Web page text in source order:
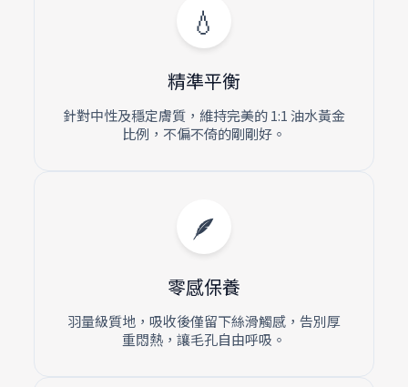
💧
精準平衡
針對中性及穩定膚質，維持完美的 1:1 油水黃金
比例，不偏不倚的剛剛好。
🪶
零感保養
羽量級質地，吸收後僅留下絲滑觸感，告別厚
重悶熱，讓毛孔自由呼吸。